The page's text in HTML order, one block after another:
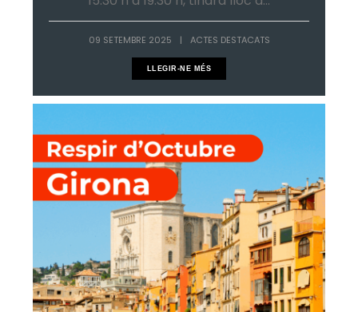
09 SETEMBRE 2025 | ACTES DESTACATS
LLEGIR-NE MÉS